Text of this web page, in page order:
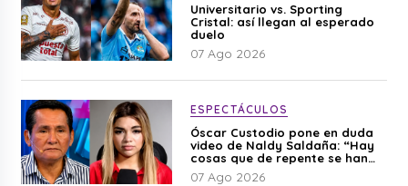
Universitario vs. Sporting
Cristal: así llegan al esperado
duelo
07 Ago 2026
ESPECTÁCULOS
Óscar Custodio pone en duda
video de Naldy Saldaña: “Hay
cosas que de repente se han
editado”
07 Ago 2026